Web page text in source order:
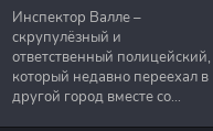
Инспектор Валле –
скрупулёзный и
ответственный полицейский,
который недавно переехал в
другой город вместе со